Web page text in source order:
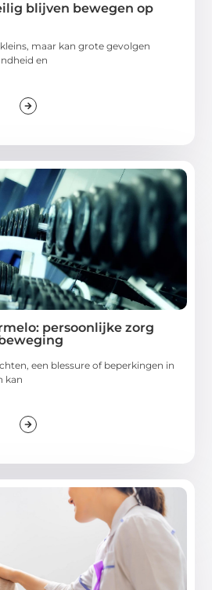
blijven bewegen op
maar kan grote gevolgen
en
persoonlijke zorg
een blessure of beperkingen in
kan